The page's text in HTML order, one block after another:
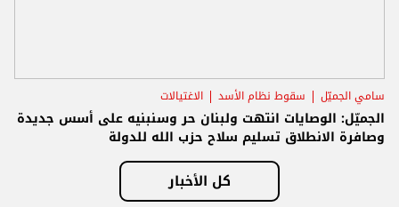
سامي الجميّل سقوط نظام الأسد الاغتيالات
الجميّل: الوصايات انتهت ولبنان حر وسنبنيه على أسس جديدة
وصافرة الانطلاق تسليم سلاح حزب الله للدولة
كل الأخبار